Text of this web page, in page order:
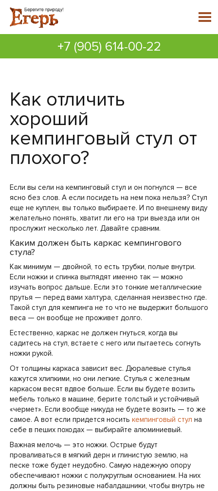
+7 (905) 614-00-22
Как отличить
хороший
кемпинговый стул от
плохого?
Если вы сели на кемпинговый стул и он погнулся — все
ясно без слов. А если посидеть на нем пока нельзя? Стул
еще не куплен, вы только выбираете. И по внешнему виду
желательно понять, хватит ли его на три выезда или он
прослужит несколько лет. Давайте сравним.
Каким должен быть каркас кемпингового
стула?
Как минимум — двойной, то есть трубки, полые внутри.
Если ножки и спинка выглядят именно так — можно
изучать вопрос дальше. Если это тонкие металлические
прутья — перед вами халтура, сделанная неизвестно где.
Такой стул для кемпинга не то что не выдержит большого
веса — он вообще не проживет долго.
Естественно, каркас не должен гнуться, когда вы
садитесь на стул, встаете с него или пытаетесь согнуть
ножки рукой.
От толщины каркаса зависит вес. Дюралевые стулья
кажутся хлипкими, но они легкие. Стулья с железным
каркасом весят вдвое больше. Если вы будете возить
мебель только в машине, берите толстый и устойчивый
«чермет». Если вообще никуда не будете возить — то же
самое. А вот если придется носить кемпинговый стул на
себе в пеших походах — выбирайте алюминиевый.
Важная мелочь — это ножки. Острые будут
проваливаться в мягкий дерн и глинистую землю, на
песке тоже будет неудобно. Самую надежную опору
обеспечивают ножки с полукруглым основанием. На них
должны быть резиновые набалдашники, чтобы внутрь не